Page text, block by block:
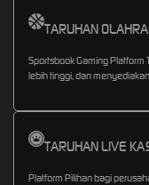
TARUHAN
Sportsbook Gaming
lebih tinggi, dan
TARUHAN LIVE
Platform Pilihan bagi